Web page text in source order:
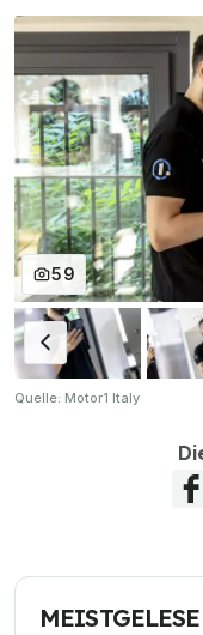
59
Quelle: Motor1 Italy